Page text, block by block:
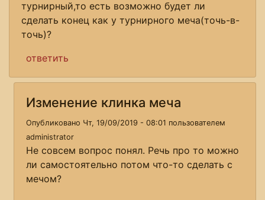
турнирный,то есть возможно будет ли
сделать конец как у турнирного меча(точь-в-
точь)?
ответить
Изменение клинка меча
Опубликовано Чт, 19/09/2019 - 08:01 пользователем
administrator
Не совсем вопрос понял. Речь про то можно
ли самостоятельно потом что-то сделать с
мечом?